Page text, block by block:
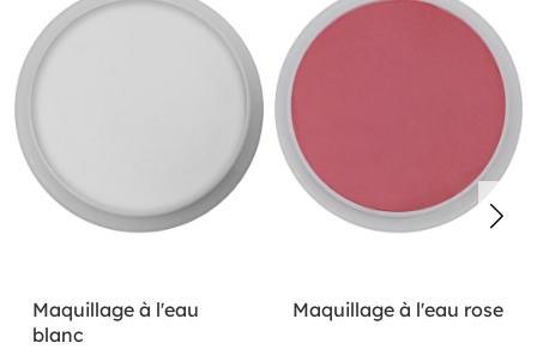
Maquillage à l'eau
blanc
Maquillage à l'eau rose